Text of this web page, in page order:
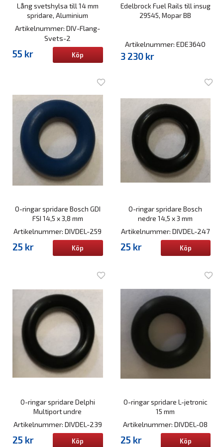
Lång svetshylsa till 14 mm
spridare, Aluminium
Artikelnummer: DIV-Flang-
Svets-2
55 kr Köp
Edelbrock Fuel Rails till insug
29545, Mopar BB
Artikelnummer: EDE3640
3 230 kr
O-ringar spridare Bosch GDI
FSI 14,5 x 3,8 mm
Artikelnummer: DIVDEL-259
25 kr Köp
O-ringar spridare Bosch
nedre 14,5 x 3 mm
Artikelnummer: DIVDEL-247
25 kr Köp
O-ringar spridare Delphi
Multiport undre
Artikelnummer: DIVDEL-239
25 kr Köp
O-ringar spridare L-jetronic
15 mm
Artikelnummer: DIVDEL-08
25 kr Köp